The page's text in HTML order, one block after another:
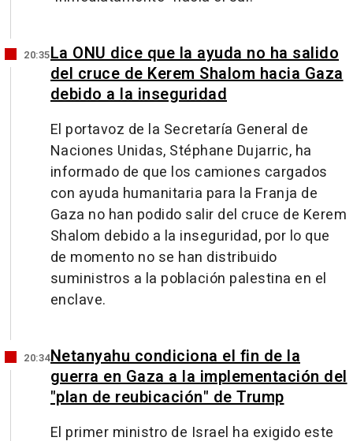
20:35La ONU dice que la ayuda no ha salido
del cruce de Kerem Shalom hacia Gaza
debido a la inseguridad
El portavoz de la Secretaría General de
Naciones Unidas, Stéphane Dujarric, ha
informado de que los camiones cargados
con ayuda humanitaria para la Franja de
Gaza no han podido salir del cruce de Kerem
Shalom debido a la inseguridad, por lo que
de momento no se han distribuido
suministros a la población palestina en el
enclave.
20:34Netanyahu condiciona el fin de la
guerra en Gaza a la implementación del
"plan de reubicación" de Trump
El primer ministro de Israel ha exigido este